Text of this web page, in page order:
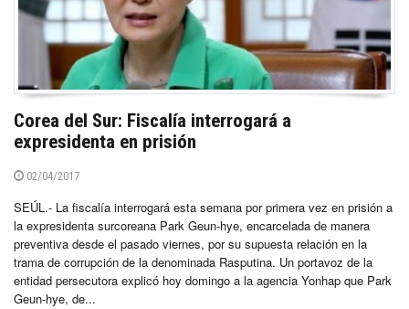
Corea del Sur: Fiscalía interrogará a
expresidenta en prisión
02/04/2017
SEÚL.- La fiscalía interrogará esta semana por primera vez en prisión a
la expresidenta surcoreana Park Geun-hye, encarcelada de manera
preventiva desde el pasado viernes, por su supuesta relación en la
trama de corrupción de la denominada Rasputina. Un portavoz de la
entidad persecutora explicó hoy domingo a la agencia Yonhap que Park
Geun-hye, de...